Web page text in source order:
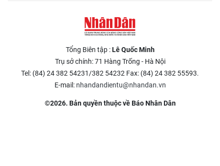
Tổng Biên tập :Lê Quốc Minh
Trụ sở chính: 71 Hàng Trống - Hà Nội
Tel: (84) 24 382 54231/382 54232 Fax: (84) 24 382 55593.
E-mail: nhandandientu@nhandan.vn
©2026. Bản quyền thuộc về Báo Nhân Dân